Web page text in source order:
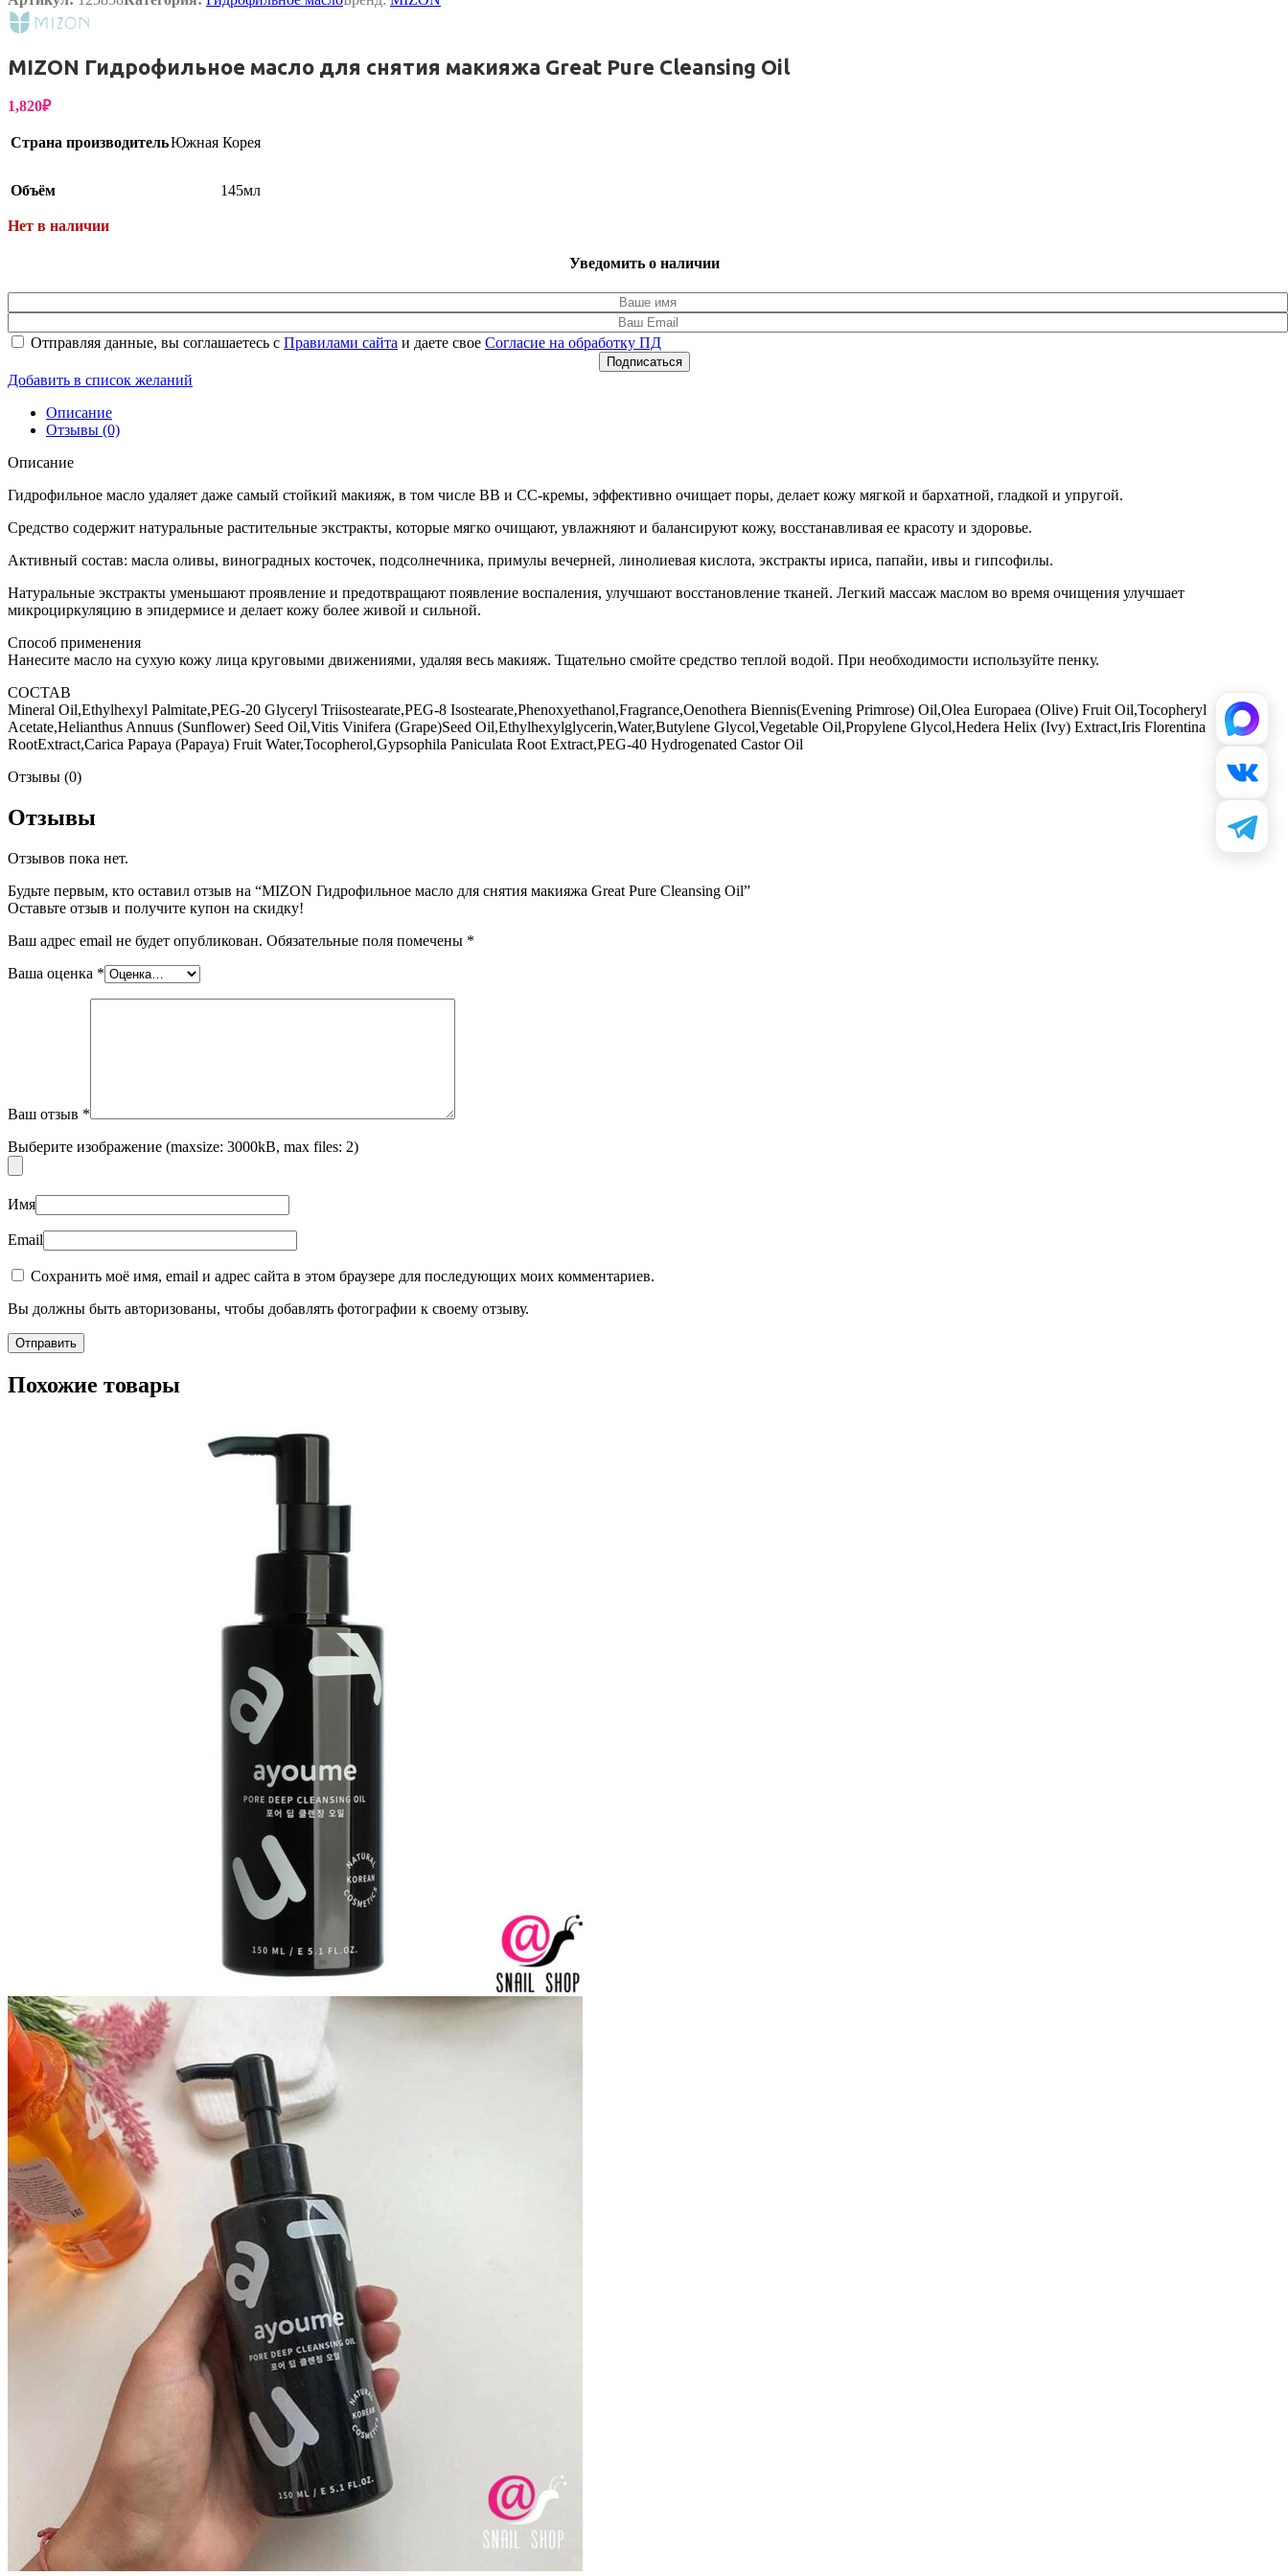
Упаковка
Наборы
Бытовая химия
MIZON Гидрофильное масло для снятия макияжа Great Pure Cleansing Oil
1,820₽
Страна производительЮжная Корея
Объём 145мл
Нет в наличии
Уведомить о наличии
Отправляя данные, вы соглашаетесь с Правилами сайта и даете свое Согласие на обработку ПД
Подписаться
Добавить в список желаний
Описание
Отзывы (0)
Описание
Гидрофильное масло удаляет даже самый стойкий макияж, в том числе BB и CC-кремы, эффективно очищает поры, делает кожу мягкой и бархатной, гладкой и упругой.
Средство содержит натуральные растительные экстракты, которые мягко очищают, увлажняют и балансируют кожу, восстанавливая ее красоту и здоровье.
Активный состав: масла оливы, виноградных косточек, подсолнечника, примулы вечерней, линолиевая кислота, экстракты ириса, папайи, ивы и гипсофилы.
Натуральные экстракты уменьшают проявление и предотвращают появление воспаления, улучшают восстановление тканей. Легкий массаж маслом во время очищения улучшает
микроциркуляцию в эпидермисе и делает кожу более живой и сильной.
Способ применения
Нанесите масло на сухую кожу лица круговыми движениями, удаляя весь макияж. Тщательно смойте средство теплой водой. При необходимости используйте пенку.
СОСТАВ
Mineral Oil,Ethylhexyl Palmitate,PEG-20 Glyceryl Triisostearate,PEG-8 Isostearate,Phenoxyethanol,Fragrance,Oenothera Biennis(Evening Primrose) Oil,Olea Europaea (Olive) Fruit Oil,Tocopheryl
Acetate,Helianthus Annuus (Sunflower) Seed Oil,Vitis Vinifera (Grape)Seed Oil,Ethylhexylglycerin,Water,Butylene Glycol,Vegetable Oil,Propylene Glycol,Hedera Helix (Ivy) Extract,Iris Florentina
RootExtract,Carica Papaya (Papaya) Fruit Water,Tocopherol,Gypsophila Paniculata Root Extract,PEG-40 Hydrogenated Castor Oil
Отзывы (0)
Отзывы
Отзывов пока нет.
Будьте первым, кто оставил отзыв на “MIZON Гидрофильное масло для снятия макияжа Great Pure Cleansing Oil”
Оставьте отзыв и получите купон на скидку!
Ваш адрес email не будет опубликован. Обязательные поля помечены *
Ваша оценка *
Ваш отзыв *
Выберите изображение (maxsize: 3000kB, max files: 2)
Имя
Email
Сохранить моё имя, email и адрес сайта в этом браузере для последующих моих комментариев.
Вы должны быть авторизованы, чтобы добавлять фотографии к своему отзыву.
Похожие товары